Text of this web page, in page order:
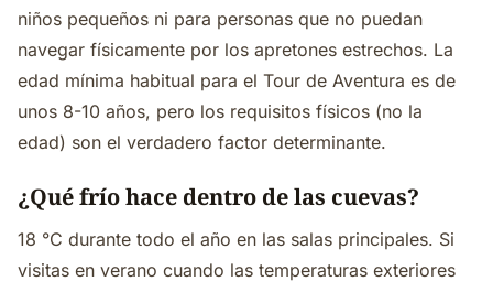
niños pequeños ni para personas que no puedan
navegar físicamente por los apretones estrechos. La
edad mínima habitual para el Tour de Aventura es de
unos 8-10 años, pero los requisitos físicos (no la
edad) son el verdadero factor determinante.
¿Qué frío hace dentro de las cuevas?
18 °C durante todo el año en las salas principales. Si
visitas en verano cuando las temperaturas exteriores